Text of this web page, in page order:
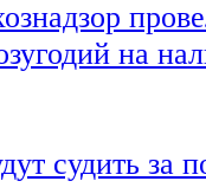
на
судить за